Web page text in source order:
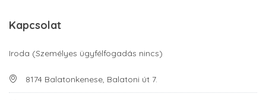
Kapcsolat
Iroda (Személyes ügyfélfogadás nincs)
8174 Balatonkenese, Balatoni út 7.